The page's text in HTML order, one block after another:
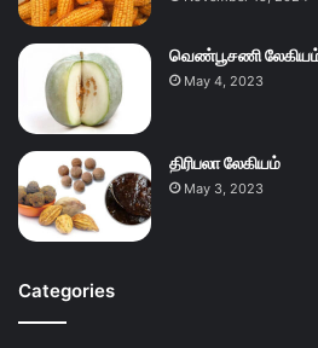
வெண்பூசணி
May 4, 2023
திரிபலா லேகியம்
May 3, 2023
Categories